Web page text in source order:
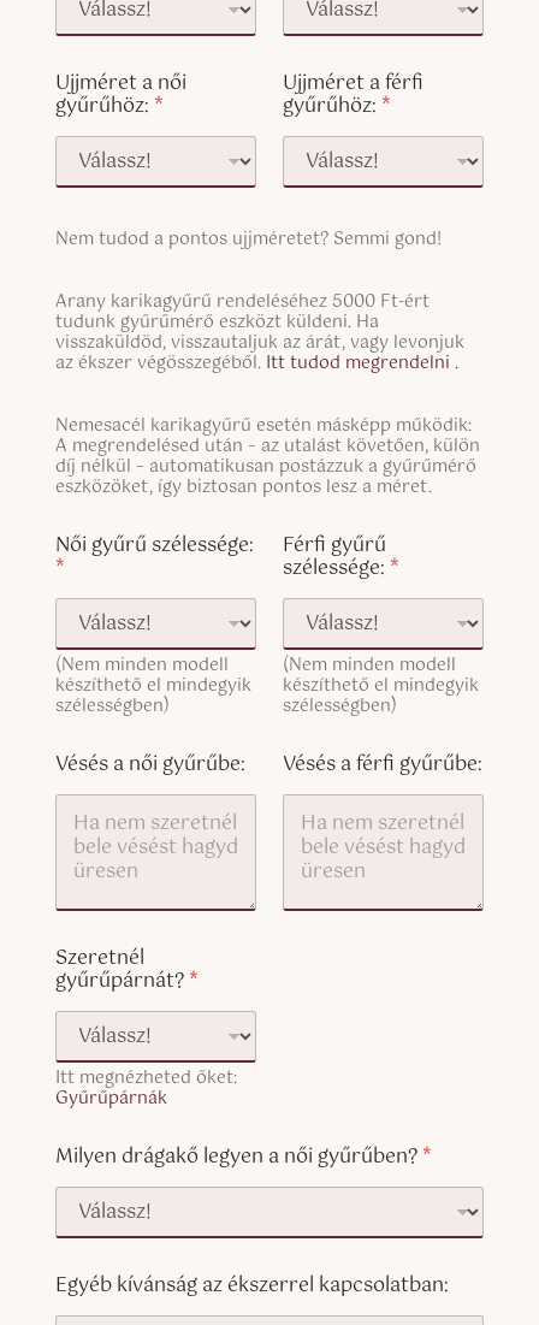
Ujjméret a női
gyűrűhöz: *
Ujjméret a férfi
gyűrűhöz: *
S
g
l
e
L
n
e
T
e
t
Nem tudod a pontos ujjméretet? Semmi gond!
S
i
n
g
e
L
i
n
e
e
x
t
c
o
p
y
Arany karikagyűrű rendeléséhez 5000 Ft-ért
tudunk gyűrűmérő eszközt küldeni. Ha
visszaküldöd, visszautaljuk az árát, vagy levonjuk
az ékszer végösszegéből. Itt tudod megrendelni .
S
i
n
g
e
L
n
T
e
x
t
c
o
Nemesacél karikagyűrű esetén másképp működik:
A megrendelésed után – az utalást követően, külön
díj nélkül – automatikusan postázzuk a gyűrűmérő
eszközöket, így biztosan pontos lesz a méret.
Női gyűrű szélessége:
*
(Nem minden modell
készíthető el mindegyik
szélességben)
Férfi gyűrű
szélessége: *
(Nem minden modell
készíthető el mindegyik
szélességben)
Vésés a női gyűrűbe: Vésés a férfi gyűrűbe:
Szeretnél
gyűrűpárnát?*
Itt megnézheted őket:
Gyűrűpárnák
Milyen drágakő legyen a női gyűrűben?*
Egyéb kívánság az ékszerrel kapcsolatban: